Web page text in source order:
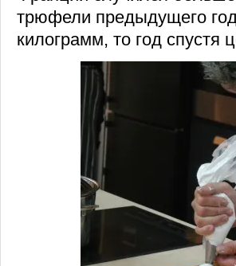
трюфели предыдущего
килограмм, то год спустя